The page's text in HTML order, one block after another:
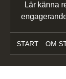
Lär känna
START OM